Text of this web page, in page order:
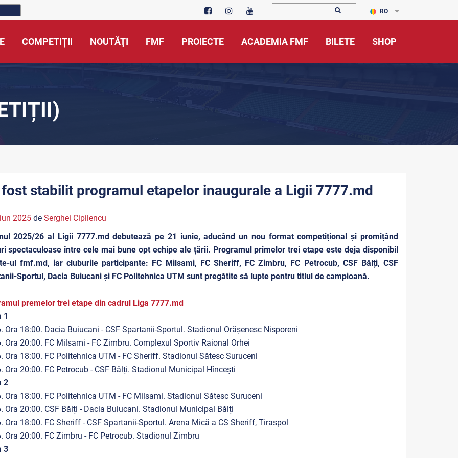
RO
COMPETIȚII NOUTĂŢI FMF PROIECTE ACADEMIA FMF BILETE SHOP
stabilit programul etapelor inaugurale a Ligii 7777.md
2025de Serghei Cipilencu
2025/26 al Ligii 7777.md debutează pe 21 iunie, aducând un nou format competițional și promițând
spectaculoase între cele mai bune opt echipe ale țării. Programul primelor trei etape este deja disponibil
ul fmf.md, iar cluburile participante: FC Milsami, FC Sheriff, FC Zimbru, FC Petrocub, CSF Bălți, CSF
Sportul, Dacia Buiucani și FC Politehnica UTM sunt pregătite să lupte pentru titlul de campioană.
premelor trei etape din cadrul Liga 7777.md
1
Ora 18:00. Dacia Buiucani - CSF Spartanii-Sportul. Stadionul Orășenesc Nisporeni
Ora 20:00. FC Milsami - FC Zimbru. Complexul Sportiv Raional Orhei
Ora 18:00. FC Politehnica UTM - FC Sheriff. Stadionul Sătesc Suruceni
Ora 20:00. FC Petrocub - CSF Bălți. Stadionul Municipal Hîncești
2
Ora 18:00. FC Politehnica UTM - FC Milsami. Stadionul Sătesc Suruceni
Ora 20:00. CSF Bălți - Dacia Buiucani. Stadionul Municipal Bălți
Ora 18:00. FC Sheriff - CSF Spartanii-Sportul. Arena Mică a CS Sheriff, Tiraspol
Ora 20:00. FC Zimbru - FC Petrocub. Stadionul Zimbru
3